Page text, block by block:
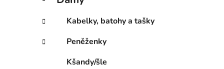
p
a
e
e
o
i
Kabelky, batohy a tašky
Peněženky
Kšandy/šle